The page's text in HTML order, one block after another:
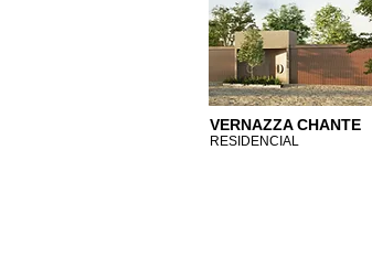
VERNAZZA CHANTE
RESIDENCIAL